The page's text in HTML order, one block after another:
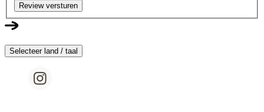
Review versturen
Selecteer land / taal